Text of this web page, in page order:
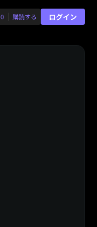
0 購読する ログイン